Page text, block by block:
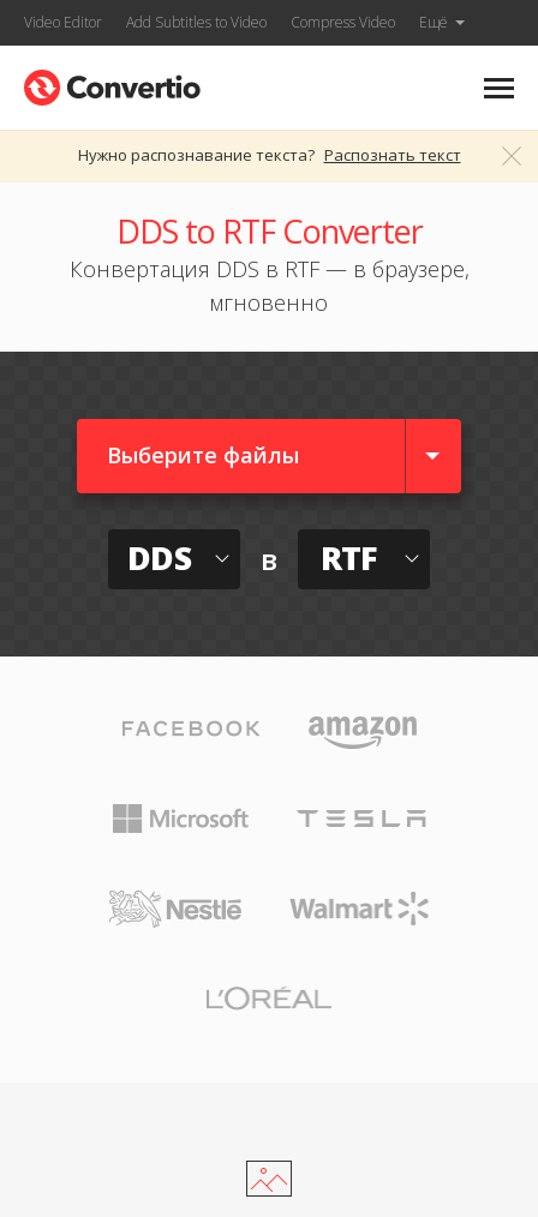
Video Editor Add Subtitles to Video Compress Video Ещё
Нужно распознавание текста? Распознать текст
DDS to RTF Converter
Конвертация DDS в RTF — в браузере,
мгновенно
Выберите файлы
DDS в RTF